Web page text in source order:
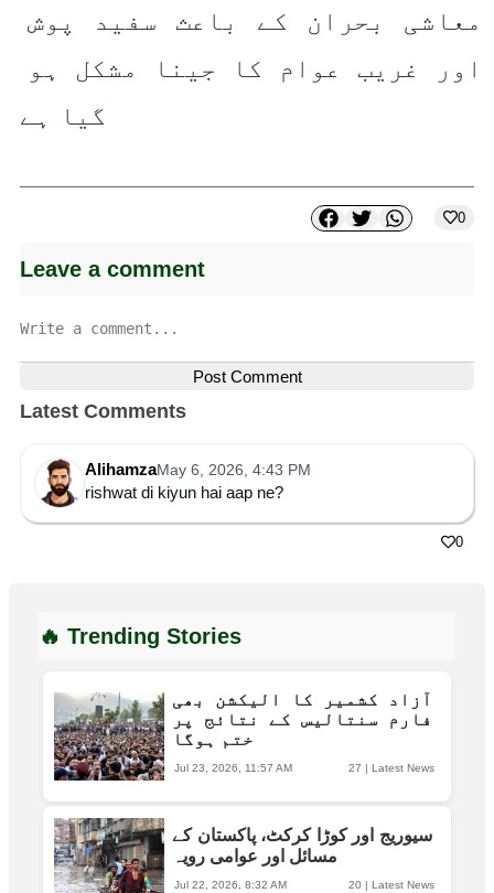
معاشی بحران کے باعث سفید پوش
گیا ہے
0
Leave a comment
Post Comment
Latest Comments
AlihamzaMay 6, 2026, 4:43 PM
rishwat di kiyun hai aap ne?
0
🔥 Trending Stories
آزاد کشمیر کا الیکشن بھی
فارم سنتالیس کے نتائج پر
ختم ہوگا
27 | Latest News
Jul 23, 2026, 11:57 AM
سیوریج اور کوڑا کرکٹ، پاکستان کے
مسائل اور عوامی رویہ
20 | Latest News
Jul 22, 2026, 8:32 AM